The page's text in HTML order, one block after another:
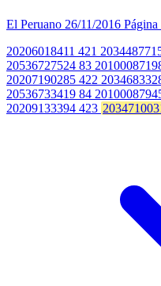
El Peruano 26/11/2016 Página
20206018411 421
20536727524 83
20207190285 422
20536733419 84
20209133394 423